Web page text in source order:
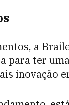
a
para ter
inovação